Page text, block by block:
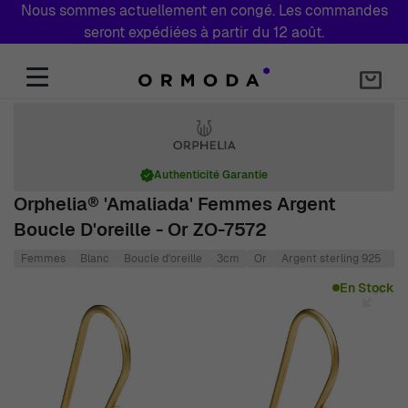
Nous sommes actuellement en congé. Les commandes
seront expédiées à partir du 12 août.
Orphelia® 'Amaliada' Femmes Argent
Boucle D'oreille - Or ZO-7572
Authenticité Garantie
Femmes Blanc Boucle d'oreille 3cm Or Argent sterling 925
En Stock